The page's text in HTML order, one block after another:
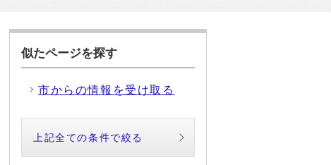
似たページを探す
市からの情報を受け取る
上記全ての条件で絞る